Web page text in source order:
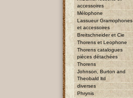
accessoires
Mélophone
Lassueur Gramophones
et accessoires
Breitschneider et Cie
Thorens et Leophone
Thorens catalogues
pièces détachées
Thorens
Johnson, Burton and
Theobald ltd
diverses
Phrynis